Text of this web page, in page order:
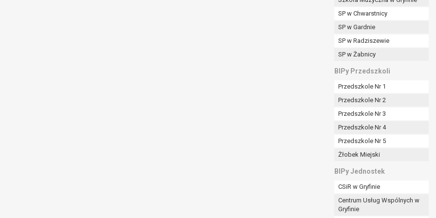
SP w Chwarstnicy
SP w Gardnie
SP w Radziszewie
SP w Żabnicy
BIPy Przedszkoli
Przedszkole Nr 1
Przedszkole Nr 2
Przedszkole Nr 3
Przedszkole Nr 4
Przedszkole Nr 5
Żłobek Miejski
BIPy Jednostek
CSiR w Gryfinie
Centrum Usług Wspólnych w
Gryfinie
art. 16 RODO,
prawo do bycia zapomnianym) na podstawie art. 17 RODO, w przypadku gdy:
były zebrane lub w inny sposób przetwarzane,
na przetwarzanie danych osobowych, która jest podstawą przetwarzania danych i nie ma innej podstawy prawnej
z prawem,
się z obowiązku wynikającego z przepisów prawa;
danych osobowych – na okres pozwalający administratorowi sprawdzić prawidłowość tych danych,
celów, ale osoba, której dane dotyczą, potrzebuje ich do ustalenia, obrony lub dochodzenia roszczeń,
wobec przetwarzania danych - do czasu ustalenia czy prawnie uzasadnione podstawy po stronie administratora są
RODO, w przypadku gdy łącznie spełnione są następujące przesłanki:
umowy zawartej z osobą, której dane dotyczą lub na podstawie zgody wyrażonej przez tą osobę,
art. 21 RODO, wobec przetwarzania danych osobowych, którego podstawą prawną jest: